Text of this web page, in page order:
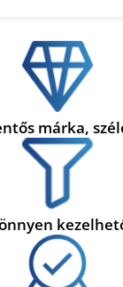
márka,